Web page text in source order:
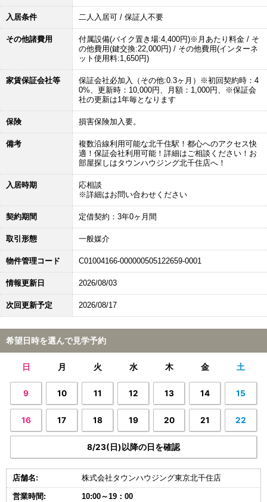
入居条件 二人入居可 / 保証人不要
その他諸費用
付属設備(バイク置き場:4,400円)※月あたり料金 / そ
の他費用(鍵交換:22,000円) / その他費用(インターネ
ット使用料:1,650円)
家賃保証会社等
保証会社必加入（その他:0.3ヶ月）※初回契約時：4
0%、更新時：10,000円、月額：1,000円、※保証会
社の更新は1年毎となります
保険 損害保険加入要。
備考
複数沿線利用可能な北千住駅！都心へのアクセス快
適！保証会社利用可能！詳細はご相談ください！お
部屋探しはタウンハウジング北千住店へ！
入居時期
応相談
※詳細はお問い合わせください
契約期間 定借契約：3年0ヶ月間
取引形態 一般媒介
物件管理コード C01004166-000000505122659-0001
情報更新日 2026/08/03
次回更新予定 2026/08/17
希望日時を選んで見学予約
日 月 火 水 木 金 土
9 10 11 12 13 14 15
16 17 18 19 20 21 22
8/23(日)以降の日を確認
店舗名: 株式会社タウンハウジング東京北千住店
営業時間: 10:00～19：00